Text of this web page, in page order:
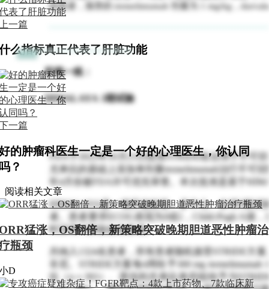
的患者，推荐的 tremelimumab 剂量为 1 mg/kg，
肝癌一线：
HIMALAYA 3期试验
FDA于2022年10月21日批准STRIDE组合用于不可
尤单抗的基础上添加单剂量tremelimumab治疗不可
年4月份被FDA许可优先审查。本次批准是基于
HIMALAYA是一项开放标签、多中心、全球3期试
者。患者要求ECOG表现为0或1，Child-Pugh A级
时没有门静脉血栓形成。
共纳入1324名患者，所有患者随机接受STRIDE方
非尼。STRIDE方案每4周给予300 mg
抗（n＝393）、度伐利尤单抗单药组给予与
一篇
么指标真正代表了肝脏功能
一篇
的肿瘤科医生一定是一个好的心理医生，你认同
？
阅读相关文章
猛涨，OS翻倍，新策略突破晚期胆道恶性肿瘤治
瓶颈
D